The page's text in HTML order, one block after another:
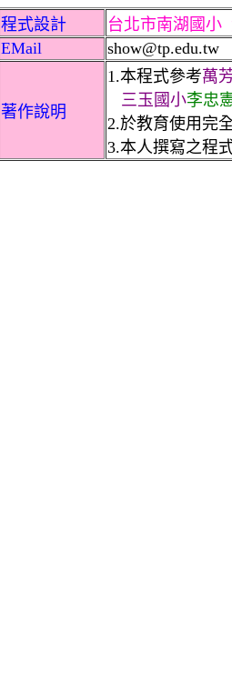
程式設計 台北市南湖國小
EMail
show@tp.edu.tw
著作說明
1.本程式參考萬
三玉國小李忠
2.於教育使用完
3.本人撰寫之程